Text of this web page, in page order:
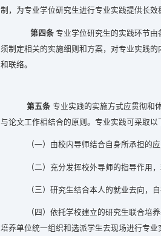
制，为专业学位研究生进行专业实践提供长效
第四条专业学位研究生的实践环节
须制定相关的实施细则和方案，对专业实践
和联络。
第五条 专业实践的实施方式应贯彻和
与论文工作相结合的原则。专业实践可采取以
（一）由校内导师结合自身所承担的
（二）充分发挥校外导师的指导作用
（三）研究生结合本人的就业去向，
（四）依托学校建立的研究生联合培
培养单位统一组织和选派学生去现场进行专业